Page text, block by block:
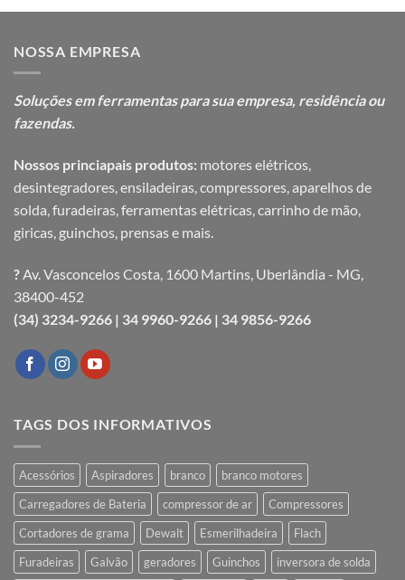
NOSSA EMPRESA
Soluções em ferramentas para suaempresa, residência ou
fazendas.
Nossos princiapais produtos: motores elétricos,
desintegradores, ensiladeiras, compressores, aparelhos de
solda, furadeiras, ferramentas elétricas, carrinho de mão,
giricas, guinchos, prensas e mais.
?Av. Vasconcelos Costa, 1600 Martins, Uberlândia - MG,
38400-452
(34) 3234-9266 | 34 9960-9266 | 34 9856-9266
TAGS DOS INFORMATIVOS
Acessórios Aspiradores branco
branco motores
Carregadores de Bateria
compressor de ar
Compressores
Cortadores de grama
Dewalt Esmerilhadeira
Flach
Furadeiras
Galvão geradores Guinchos inversora de solda